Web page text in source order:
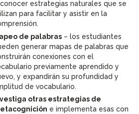
estrategias naturales que se
para facilitar y asistir en la
de palabras– los estudiantes
generar mapas de palabras que
conexiones con el
previamente aprendido y
y expandirán su profundidad y
de vocabulario.
otras estrategias de
e implementa esas con